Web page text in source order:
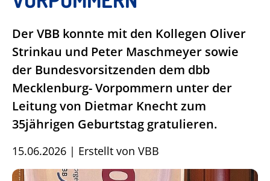
Der VBB konnte mit den Kollegen Oliver
Strinkau und Peter Maschmeyer sowie
der Bundesvorsitzenden dem dbb
Mecklenburg- Vorpommern unter der
Leitung von Dietmar Knecht zum
35jährigen Geburtstag gratulieren.
15.06.2026 | Erstellt von VBB